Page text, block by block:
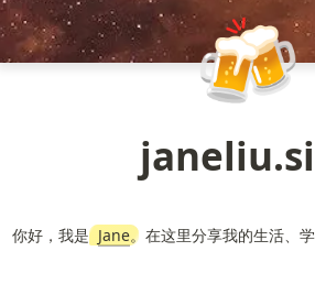
🍻
你好，我是 Jane。 在这里分享我的生活、